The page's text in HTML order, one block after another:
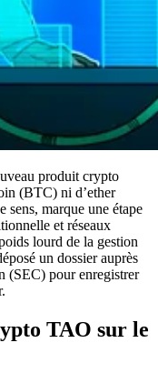
produit crypto
(BTC) ni d’ether
sens, marque une étape
et réseaux
lourd de la gestion
un dossier auprès
(SEC) pour enregistrer
TAO sur le